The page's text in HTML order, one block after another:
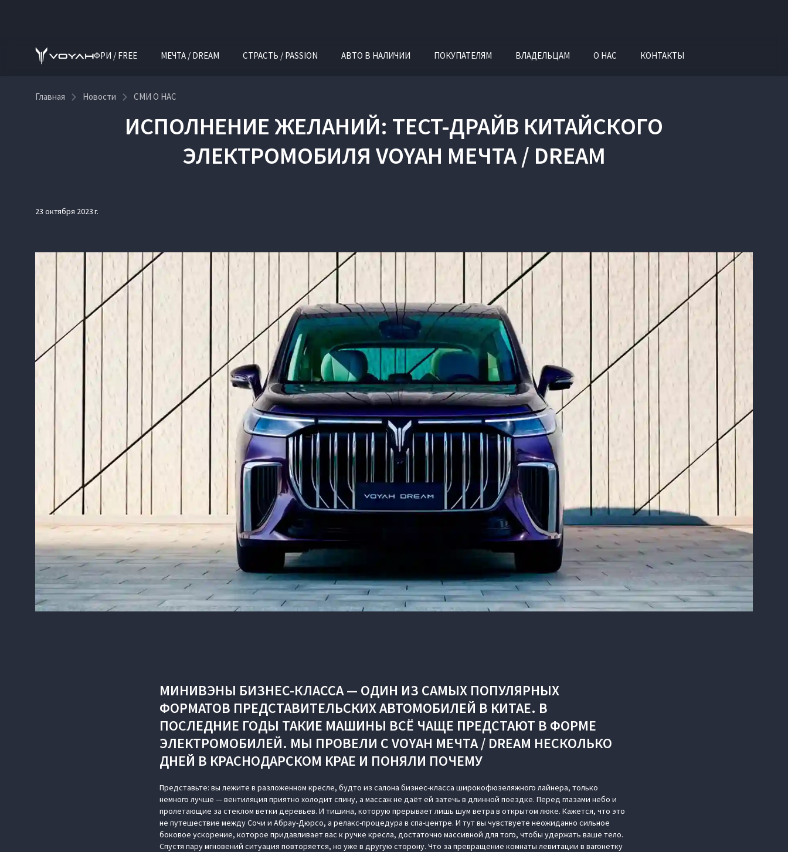
ФРИ / FREE МЕЧТА / DREAM СТРАСТЬ / PASSION АВТО В НАЛИЧИИ ПОКУПАТЕЛЯМ ВЛАДЕЛЬЦАМ О НАС КОНТАКТЫ
Главная Новости СМИ О НАС
ИСПОЛНЕНИЕ ЖЕЛАНИЙ: ТЕСТ-ДРАЙВ КИТАЙСКОГО
ЭЛЕКТРОМОБИЛЯ VOYAH МЕЧТА / DREAM
23 октября 2023 г.
МИНИВЭНЫ БИЗНЕС-КЛАССА — ОДИН ИЗ САМЫХ ПОПУЛЯРНЫХ
ФОРМАТОВ ПРЕДСТАВИТЕЛЬСКИХ АВТОМОБИЛЕЙ В КИТАЕ. В
ПОСЛЕДНИЕ ГОДЫ ТАКИЕ МАШИНЫ ВСЁ ЧАЩЕ ПРЕДСТАЮТ В ФОРМЕ
ЭЛЕКТРОМОБИЛЕЙ. МЫ ПРОВЕЛИ С VOYAH МЕЧТА / DREAM НЕСКОЛЬКО
ДНЕЙ В КРАСНОДАРСКОМ КРАЕ И ПОНЯЛИ ПОЧЕМУ
Представьте: вы лежите в разложенном кресле, будто из салона бизнес-класса широкофюзеляжного лайнера, только
немного лучше — вентиляция приятно холодит спину, а массаж не даёт ей затечь в длинной поездке. Перед глазами небо и
пролетающие за стеклом ветки деревьев. И тишина, которую прерывает лишь шум ветра в открытом люке. Кажется, что это
не путешествие между Сочи и Абрау-Дюрсо, а релакс-процедура в спа-центре. И тут вы чувствуете неожиданно сильное
боковое ускорение, которое придавливает вас к ручке кресла, достаточно массивной для того, чтобы удержать ваше тело.
Спустя пару мгновений ситуация повторяется, но уже в другую сторону. Что за превращение комнаты левитации в вагонетку